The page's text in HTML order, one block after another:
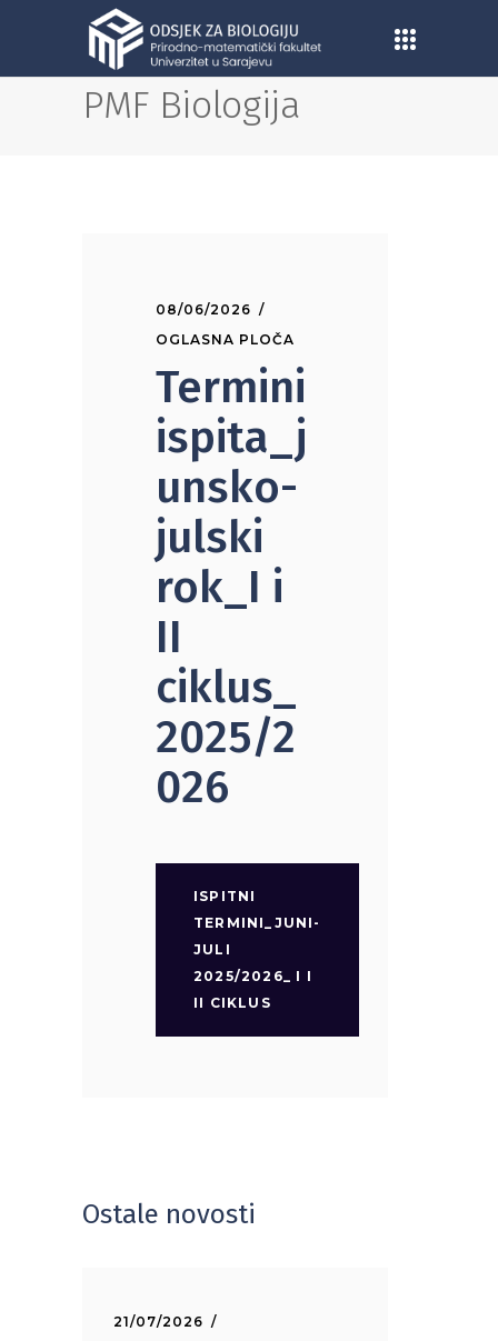
PMF Biologija
08/06/2026
OGLASNA PLOČA
Termini
ispita_j
unsko-
julski
rok_I i
II
ciklus_
2025/2
026
ISPITNI
TERMINI_JUNI-
JULI
2025/2026_ I I
II CIKLUS
Ostale novosti
21/07/2026